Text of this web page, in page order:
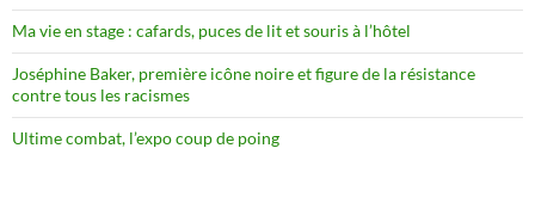
Ma vie en stage : cafards, puces de lit et souris à l’hôtel
Joséphine Baker, première icône noire et figure de la résistance
contre tous les racismes
Ultime combat, l’expo coup de poing